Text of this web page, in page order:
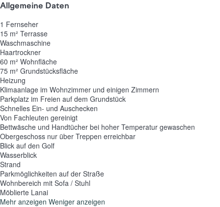
Allgemeine Daten
1 Fernseher
15 m² Terrasse
Waschmaschine
Haartrockner
60 m² Wohnfläche
75 m² Grundstücksfläche
Heizung
Klimaanlage im Wohnzimmer und einigen Zimmern
Parkplatz im Freien auf dem Grundstück
Schnelles Ein- und Auschecken
Von Fachleuten gereinigt
Bettwäsche und Handtücher bei hoher Temperatur gewaschen
Obergeschoss nur über Treppen erreichbar
Blick auf den Golf
Wasserblick
Strand
Parkmöglichkeiten auf der Straße
Wohnbereich mit Sofa / Stuhl
Möblierte Lanai
Mehr anzeigen Weniger anzeigen